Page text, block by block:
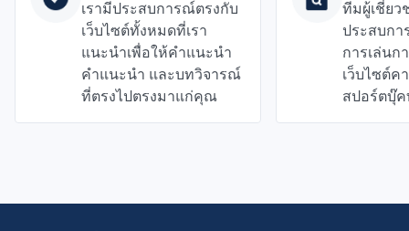
เรามีประสบการณ์ตรงกับ
เว็บไซต์ทั้งหมดที่เรา
แนะนำเพื่อให้คำแนะนำ
คำแนะนำ และบทวิจารณ์
ที่ตรงไปตรงมาแก่คุณ
ทีมผู้เชี่ยว
ประสบก
การเล่นก
เว็บไซต์ค
สปอร์ตบุ๊